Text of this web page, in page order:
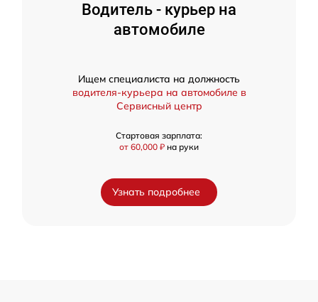
Водитель - курьер на
автомобиле
Ищем специалиста на должность
водителя-курьера на автомобиле в
Сервисный центр
Стартовая зарплата:
от 60,000 ₽ на руки
Узнать подробнее